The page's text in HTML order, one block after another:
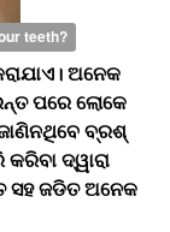
teeth?
ଅନେକ
ପରେ ଲୋକେ
ବ୍ରଶ୍‌‌
ଦ୍ୱାରା
ସହ ଜଡିତ ଅନେକ